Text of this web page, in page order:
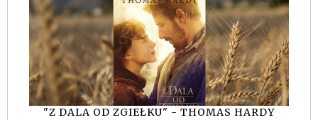
"Z DALA OD ZGIEŁKU" - THOMAS HARDY